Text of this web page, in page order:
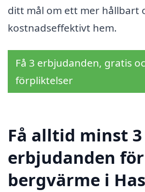
ditt mål om ett mer hållbart
kostnadseffektivt hem.
Få 3 erbjudanden, gratis
förpliktelser
Få alltid minst 3
erbjudanden för
bergvärme i